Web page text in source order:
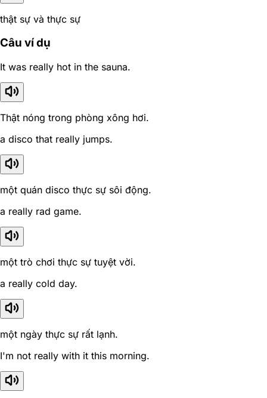
thật sự và thực sự
Câu ví dụ
It was really hot in the sauna.
Thật nóng trong phòng xông hơi.
a disco that really jumps.
một quán disco thực sự sôi động.
a really rad game.
một trò chơi thực sự tuyệt vời.
a really cold day.
một ngày thực sự rất lạnh.
I'm not really with it this morning.